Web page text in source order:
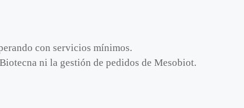
con servicios mínimos.
ni la gestión de pedidos de Mesobiot.